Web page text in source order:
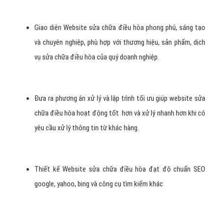
Giao diện Website sửa chữa điều hòa phong phú, sáng tạo
và chuyên nghiệp, phù hợp với thương hiệu, sản phẩm, dịch
vụ sửa chữa điều hòa của quý doanh nghiệp.
Đưa ra phương án xử lý và lập trình tối ưu giúp website sửa
chữa điều hòa hoạt động tốt hơn và xử lý nhanh hơn khi có
yêu cầu xử lý thông tin từ khác hàng.
Thiết kế Website sửa chữa điều hòa đạt độ chuẩn SEO
google, yahoo, bing và công cụ tìm kiếm khác